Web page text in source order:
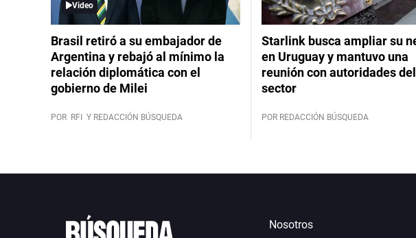
Video
Brasil retiró a su embajador de
Argentina y rebajó al mínimo la
relación diplomática con el
gobierno de Milei
POR RFI Y REDACCIÓN BÚSQUEDA
Starlink busca ampliar su
en Uruguay y mantuvo una
reunión con autoridades del
sector
POR REDACCIÓN BÚSQUEDA
Nosotros